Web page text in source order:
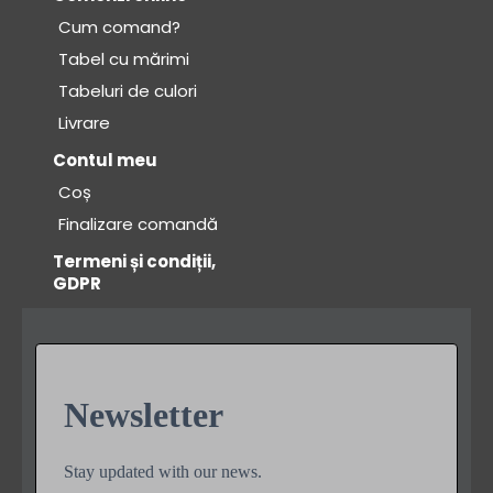
Cum comand?
Tabel cu mărimi
Tabeluri de culori
Livrare
Contact
Cum comand?
Tabel cu mărimi
Tabeluri de culori
Livrare
Contul meu
Coș
Finalizare comandă
Termeni și condiții,
GDPR
Newsletter
Stay updated with our news.